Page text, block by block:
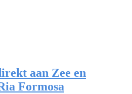
aan Zee en
Formosa